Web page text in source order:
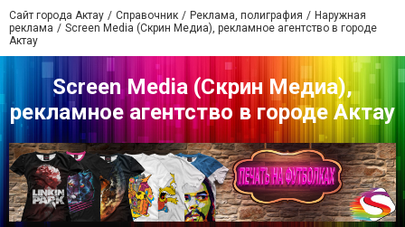
Сайт города Актау Справочник Реклама, полиграфия
Наружная
реклама
Screen Media (Скрин Медиа), рекламное агентство в городе
Актау
Screen Media (Скрин Медиа),
рекламное агентство в городе Актау